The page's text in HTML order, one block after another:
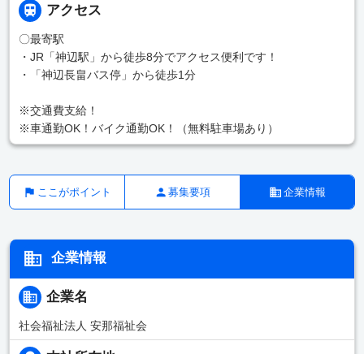
アクセス
〇最寄駅
・JR「神辺駅」から徒歩8分でアクセス便利です！
・「神辺長畠バス停」から徒歩1分
※交通費支給！
※車通勤OK！バイク通勤OK！（無料駐車場あり）
ここがポイント 募集要項 企業情報
企業情報
企業名
社会福祉法人 安那福祉会